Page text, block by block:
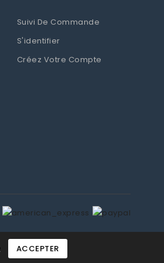
Suivi De Commande
S'identifier
Créez Votre Compte
ACCEPTER